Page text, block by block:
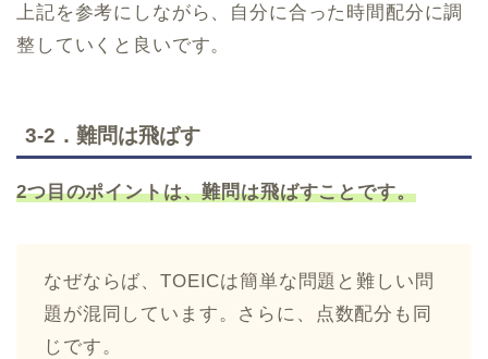
上記を参考にしながら、自分に合った時間配分に調
整していくと良いです。
3-2．難問は飛ばす
2つ目のポイントは、難問は飛ばすことです。
なぜならば、TOEICは簡単な問題と難しい問
題が混同しています。さらに、点数配分も同
じです。